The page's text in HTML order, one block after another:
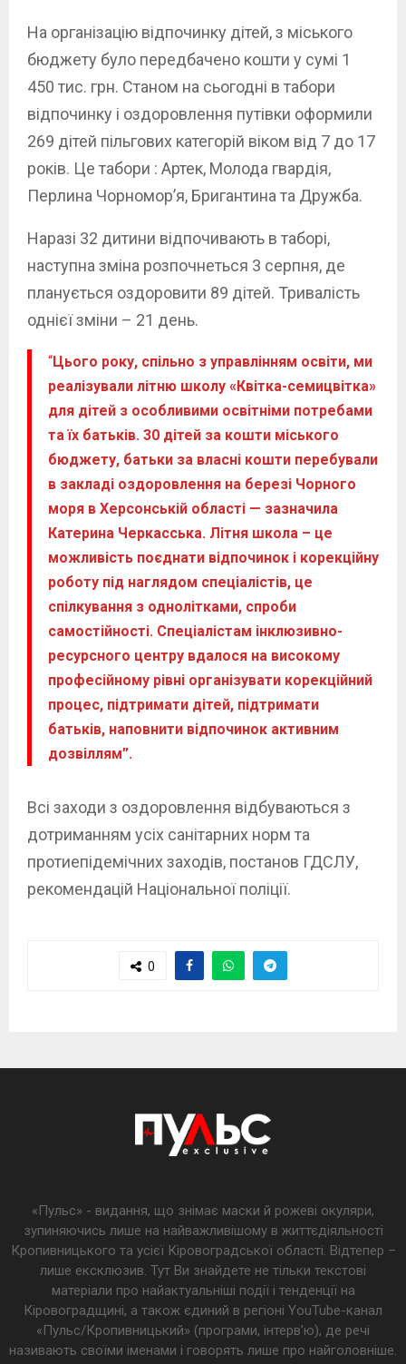
На організацію відпочинку дітей, з міського
бюджету було передбачено кошти у сумі 1
450 тис. грн. Станом на сьогодні в табори
відпочинку і оздоровлення путівки оформили
269 дітей пільгових категорій віком від 7 до 17
років. Це табори : Артек, Молода гвардія,
Перлина Чорномор’я, Бригантина та Дружба.
Наразі 32 дитини відпочивають в таборі,
наступна зміна розпочнеться 3 серпня, де
планується оздоровити 89 дітей. Тривалість
однієї зміни – 21 день.
“Цього року, спільно з управлінням освіти, ми
реалізували літню школу «Квітка-семицвітка»
для дітей з особливими освітніми потребами
та їх батьків. 30 дітей за кошти міського
бюджету, батьки за власні кошти перебували
в закладі оздоровлення на березі Чорного
моря в Херсонській області — зазначила
Катерина Черкасська. Літня школа – це
можливість поєднати відпочинок і корекційну
роботу під наглядом спеціалістів, це
спілкування з однолітками, спроби
самостійності. Спеціалістам інклюзивно-
ресурсного центру вдалося на високому
професійному рівні організувати корекційний
процес, підтримати дітей, підтримати
батьків, наповнити відпочинок активним
дозвіллям”.
Всі заходи з оздоровлення відбуваються з
дотриманням усіх санітарних норм та
протиепідемічних заходів, постанов ГДСЛУ,
рекомендацій Національної поліції.
0
«Пульс» - видання, що знімає маски й рожеві окуляри,
зупиняючись лише на найважливішому в життєдіяльності
Кропивницького та усієї Кіровоградської області. Відтепер –
лише ексклюзив. Тут Ви знайдете не тільки текстові
матеріали про найактуальніші події і тенденції на
Кіровоградщині, а також єдиний в регіоні YouTube-канал
«Пульс/Кропивницький» (програми, інтерв’ю), де речі
називають своїми іменами і говорять лише про найголовніше.